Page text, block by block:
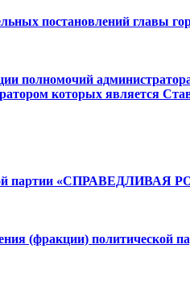
постановлений главы
полномочий
которых является
партии «СПРАВЕДЛИВАЯ
(фракции) политической